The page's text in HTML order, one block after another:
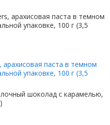
арахисовая паста в темном
упаковке, 100 г (3,5